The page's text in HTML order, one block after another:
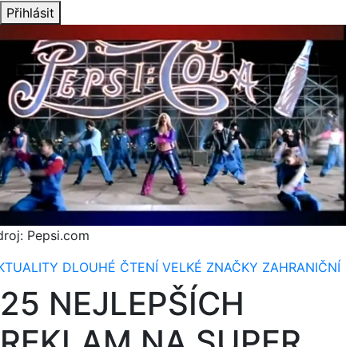
Přihlásit
Pepsi.com
DLOUHÉ ČTENÍ VELKÉ ZNAČKY ZAHRANIČNÍ
25 NEJLEPŠÍCH